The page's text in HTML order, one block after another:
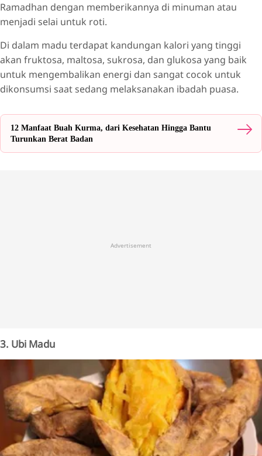
Ramadhan dengan memberikannya di minuman atau
menjadi selai untuk roti.
Di dalam madu terdapat kandungan kalori yang tinggi
akan fruktosa, maltosa, sukrosa, dan glukosa yang baik
untuk mengembalikan energi dan sangat cocok untuk
dikonsumsi saat sedang melaksanakan ibadah puasa.
12 Manfaat Buah Kurma, dari Kesehatan Hingga Bantu
Turunkan Berat Badan
Advertisement
3. Ubi Madu